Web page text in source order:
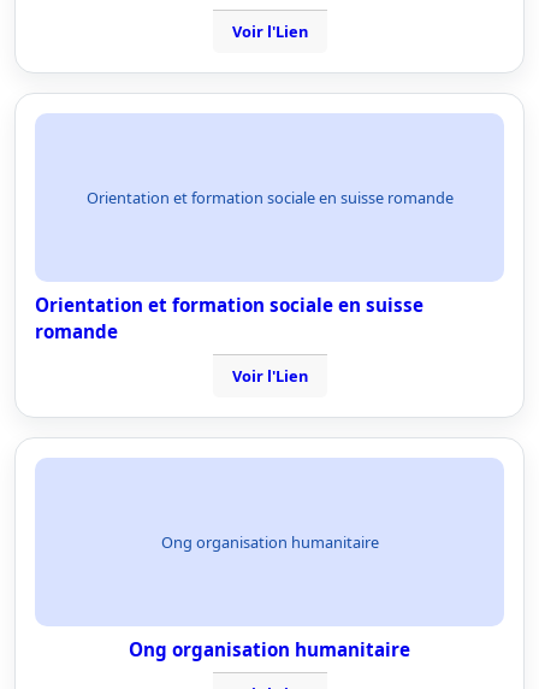
Voir l'Lien
Orientation et formation sociale en suisse romande
Orientation et formation sociale en suisse
romande
Voir l'Lien
Ong organisation humanitaire
Ong organisation humanitaire